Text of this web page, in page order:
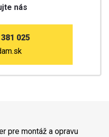
nás
025
pre montáž a opravu